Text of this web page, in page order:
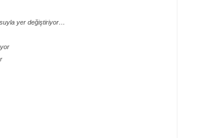
yer değiştiriyor…